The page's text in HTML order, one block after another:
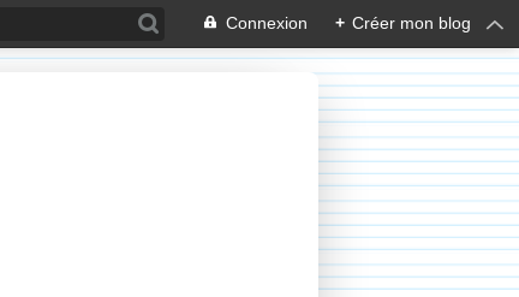
Connexion + Créer mon blog